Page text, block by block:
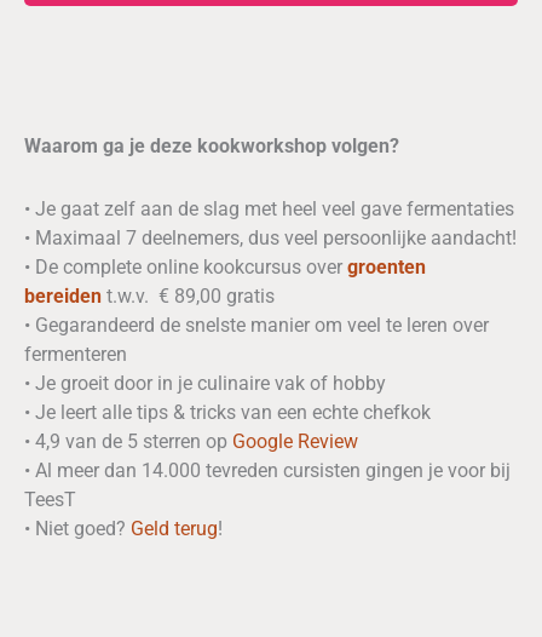
Waarom ga je deze kookworkshop volgen?
• Je gaat zelf aan de slag met heel veel gave fermentaties
• Maximaal 7 deelnemers, dus veel persoonlijke aandacht!
• De complete online kookcursus over groenten
bereiden t.w.v. € 89,00 gratis
• Gegarandeerd de snelste manier om veel te leren over
fermenteren
• Je groeit door in je culinaire vak of hobby
• Je leert alle tips & tricks van een echte chefkok
• 4,9 van de 5 sterren op Google Review
• Al meer dan 14.000 tevreden cursisten gingen je voor bij
TeesT
• Niet goed? Geld terug!